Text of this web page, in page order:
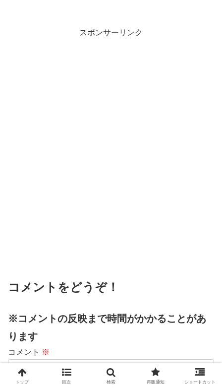
スポンサーリンク
コメントをどうぞ！
※コメントの反映まで時間がかかることがあ
ります
コメント ※
トップ 目次 検索 再販通知 ショートカット